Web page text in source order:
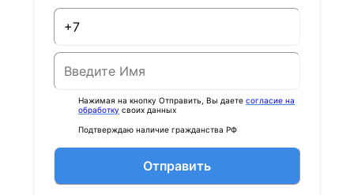
Нажимая на кнопку Отправить, Вы даете согласие на
обработку своих данных
Подтверждаю наличие гражданства РФ
Отправить